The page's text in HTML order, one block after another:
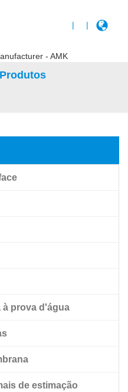
| |
Produtos
ligação Amk
de dupla face
para animais de
à prova d'água
de estimação